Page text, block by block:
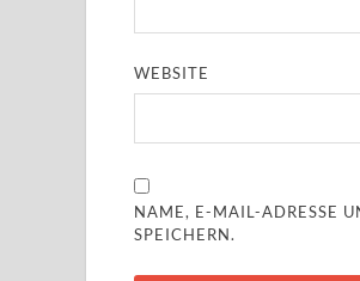
WEBSITE
NAME, E-MAIL-ADRESSE
SPEICHERN.